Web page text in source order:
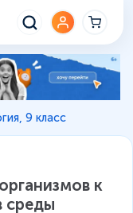
9 класс
к
среды